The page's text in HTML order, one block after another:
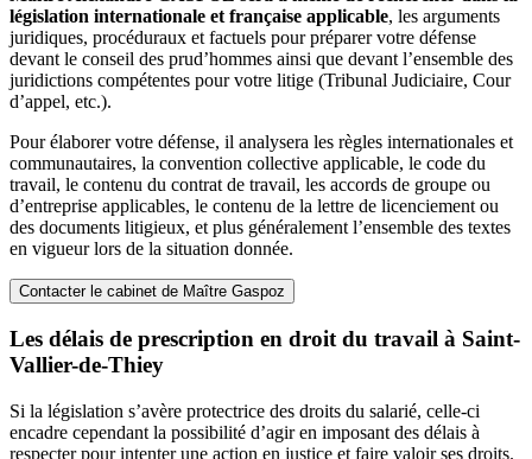
législation internationale et française applicable, les arguments
juridiques, procéduraux et factuels pour préparer votre défense
devant le conseil des prud’hommes ainsi que devant l’ensemble des
juridictions compétentes pour votre litige (Tribunal Judiciaire, Cour
d’appel, etc.).
Pour élaborer votre défense, il analysera les règles internationales et
communautaires, la convention collective applicable, le code du
travail, le contenu du contrat de travail, les accords de groupe ou
d’entreprise applicables, le contenu de la lettre de licenciement ou
des documents litigieux, et plus généralement l’ensemble des textes
en vigueur lors de la situation donnée.
Contacter le cabinet de Maître Gaspoz
Les délais de prescription en droit du travail à Saint-
Vallier-de-Thiey
Si la législation s’avère protectrice des droits du salarié, celle-ci
encadre cependant la possibilité d’agir en imposant des délais à
respecter pour intenter une action en justice et faire valoir ses droits.